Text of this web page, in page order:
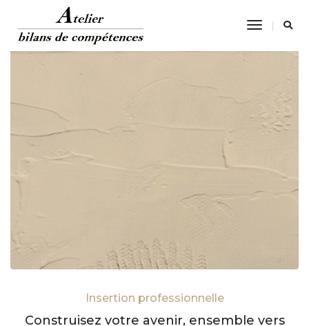
Toggle
Insertion professionnelle
Construisez votre avenir, ensemble vers